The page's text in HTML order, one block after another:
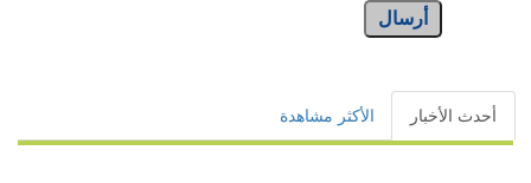
أرسال
أحدث الأخبار الأكثر مشاهدة